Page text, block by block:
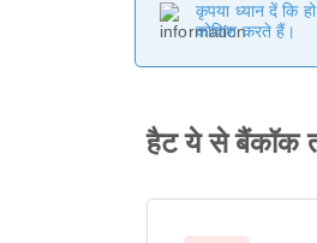
कृपया ध्यान दें कि
कोशिश करते हैं।
हैट ये से बैंकॉक